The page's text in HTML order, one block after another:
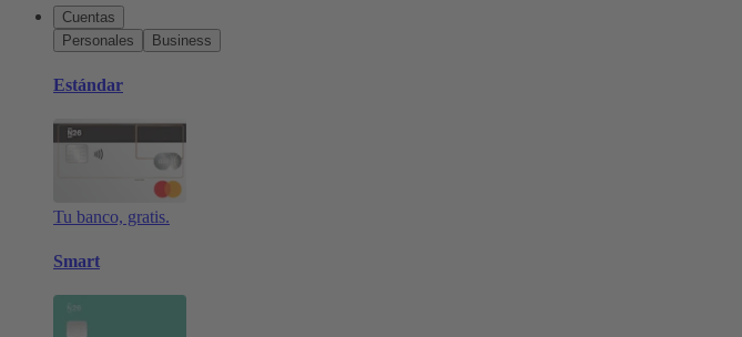
Cuentas
Personales
Business
Estándar
Tu banco, gratis.
Smart